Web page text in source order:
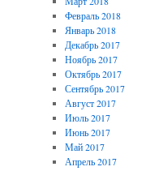
Февраль 2018
Январь 2018
Декабрь 2017
Ноябрь 2017
Октябрь 2017
Сентябрь 2017
Август 2017
Июль 2017
Июнь 2017
Май 2017
Апрель 2017